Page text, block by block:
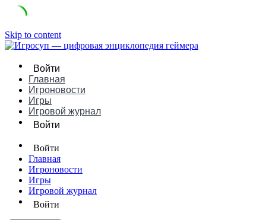
Skip to content
Войти
Главная
Игроновости
Игры
Игровой журнал
Войти
Войти
Главная
Игроновости
Игры
Игровой журнал
Войти